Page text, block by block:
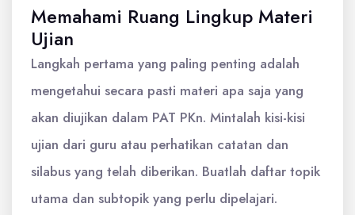
Memahami Ruang Lingkup Materi
Ujian
Langkah pertama yang paling penting adalah
mengetahui secara pasti materi apa saja yang
akan diujikan dalam PAT PKn. Mintalah kisi-kisi
ujian dari guru atau perhatikan catatan dan
silabus yang telah diberikan. Buatlah daftar topik
utama dan subtopik yang perlu dipelajari.